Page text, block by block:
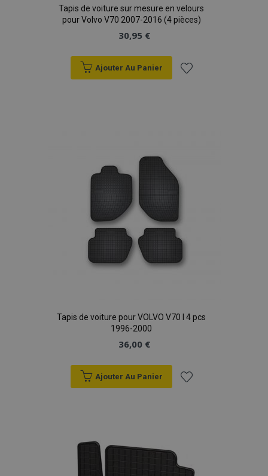
Tapis de voiture sur mesure en velours
pour Volvo V70 2007-2016 (4 pièces)
30,95 €
Ajouter Au Panier
Tapis de voiture pour VOLVO V70 I 4 pcs
1996-2000
36,00 €
Ajouter Au Panier
d'achats